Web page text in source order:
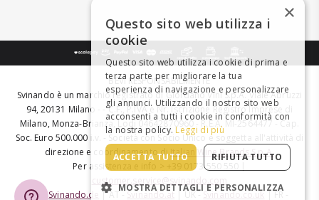
BEVI RESPONSABILMENTE
Svinando è un marchio registrato di Giordano Vini S.p.A. Viale Abruzzi
94, 20131 Milano - - C.F., P.IVA e Nr. Iscrizione Registro Imprese di
Milano, Monza-Brianza, Lodi 04642870960 - R.E.A. MI-2564477 - Cap.
Soc. Euro 500.000 i.v. - Società con Socio Unico e soggetta all'attività di
direzione e coordinamento diItalian Wine Brands S.p.A.
Per assistenza e info > +39 0173 550 550 |
customer.service@svinando.com
DE -Svinando.de | AT -Svinando.at | UK - Svinando.co.uk| FR -
×
Questo sito web utilizza i
cookie
Questo sito web utilizza i cookie di prima e
terza parte per migliorare la tua
esperienza di navigazione e personalizzare
gli annunci. Utilizzando il nostro sito web
acconsenti a tutti i cookie in conformità con
la nostra policy. Leggi di più
ACCETTA TUTTO RIFIUTA TUTTO
MOSTRA DETTAGLI E PERSONALIZZA